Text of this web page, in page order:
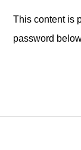
This content is
password